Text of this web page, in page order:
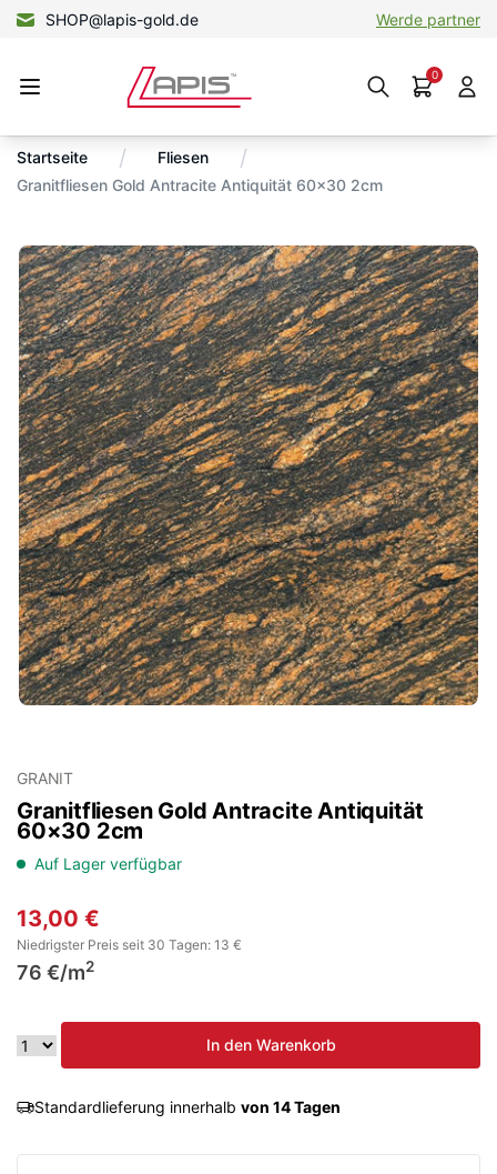
SHOP@lapis-gold.de Werde partner
0
Startseite / Fliesen /
Granitfliesen Gold Antracite Antiquität 60×30 2cm
GRANIT
Granitfliesen Gold Antracite Antiquität
60×30 2cm
Auf Lager verfügbar
13,00 €
Niedrigster Preis seit 30 Tagen: 13 €
76 €/m2
In den Warenkorb
Standardlieferung innerhalb von 14 Tagen